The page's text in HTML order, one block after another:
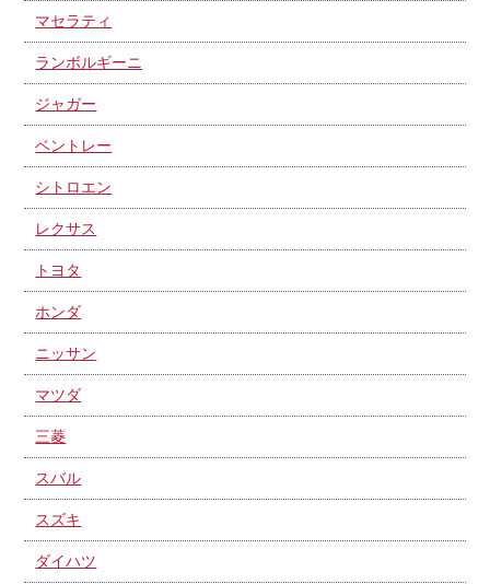
マセラティ
ランボルギーニ
ジャガー
ベントレー
シトロエン
レクサス
トヨタ
ホンダ
ニッサン
マツダ
三菱
スバル
スズキ
ダイハツ